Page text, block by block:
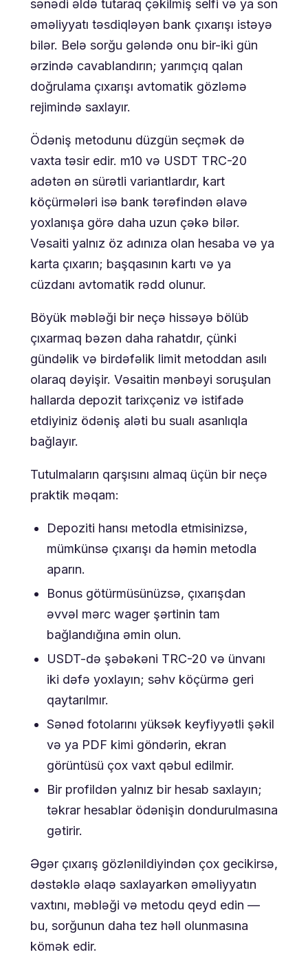
sənədi əldə tutaraq çəkilmiş selfi və ya son
əməliyyatı təsdiqləyən bank çıxarışı istəyə
bilər. Belə sorğu gələndə onu bir-iki gün
ərzində cavablandırın; yarımçıq qalan
doğrulama çıxarışı avtomatik gözləmə
rejimində saxlayır.
Ödəniş metodunu düzgün seçmək də
vaxta təsir edir. m10 və USDT TRC-20
adətən ən sürətli variantlardır, kart
köçürmələri isə bank tərəfindən əlavə
yoxlanışa görə daha uzun çəkə bilər.
Vəsaiti yalnız öz adınıza olan hesaba və ya
karta çıxarın; başqasının kartı və ya
cüzdanı avtomatik rədd olunur.
Böyük məbləği bir neçə hissəyə bölüb
çıxarmaq bəzən daha rahatdır, çünki
gündəlik və birdəfəlik limit metoddan asılı
olaraq dəyişir. Vəsaitin mənbəyi soruşulan
hallarda depozit tarixçəniz və istifadə
etdiyiniz ödəniş aləti bu sualı asanlıqla
bağlayır.
Tutulmaların qarşısını almaq üçün bir neçə
praktik məqam:
Depoziti hansı metodla etmisinizsə,
mümkünsə çıxarışı da həmin metodla
aparın.
Bonus götürmüsünüzsə, çıxarışdan
əvvəl mərc wager şərtinin tam
bağlandığına əmin olun.
USDT-də şəbəkəni TRC-20 və ünvanı
iki dəfə yoxlayın; səhv köçürmə geri
qaytarılmır.
Sənəd fotolarını yüksək keyfiyyətli şəkil
və ya PDF kimi göndərin, ekran
görüntüsü çox vaxt qəbul edilmir.
Bir profildən yalnız bir hesab saxlayın;
təkrar hesablar ödənişin dondurulmasına
gətirir.
Əgər çıxarış gözlənildiyindən çox gecikirsə,
dəstəklə əlaqə saxlayarkən əməliyyatın
vaxtını, məbləği və metodu qeyd edin —
bu, sorğunun daha tez həll olunmasına
kömək edir.